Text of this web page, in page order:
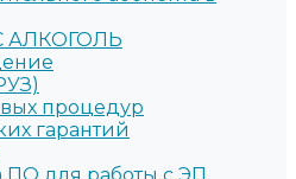
АЛКОГОЛЬ
процедур
гарантий